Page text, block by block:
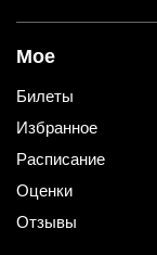
Мое
Билеты
Избранное
Расписание
Оценки
Отзывы